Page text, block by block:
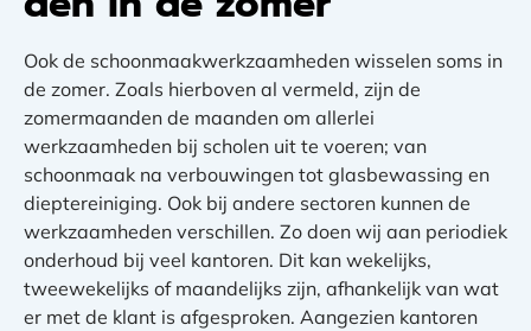
Ook de schoonmaakwerkzaamheden wisselen soms in
de zomer. Zoals hierboven al vermeld, zijn de
zomermaanden de maanden om allerlei
werkzaamheden bij scholen uit te voeren; van
schoonmaak na verbouwingen tot glasbewassing en
dieptereiniging. Ook bij andere sectoren kunnen de
werkzaamheden verschillen. Zo doen wij aan periodiek
onderhoud bij veel kantoren. Dit kan wekelijks,
tweewekelijks of maandelijks zijn, afhankelijk van wat
er met de klant is afgesproken. Aangezien kantoren